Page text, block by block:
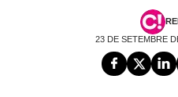
23 DE SETEMBRE